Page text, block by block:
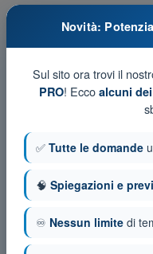
Novità:
Sul sito ora trovi il
PRO! Ecco alcuni
✅ Tutte le domande
🧠 Spiegazioni e
♾️ Nessun limite di